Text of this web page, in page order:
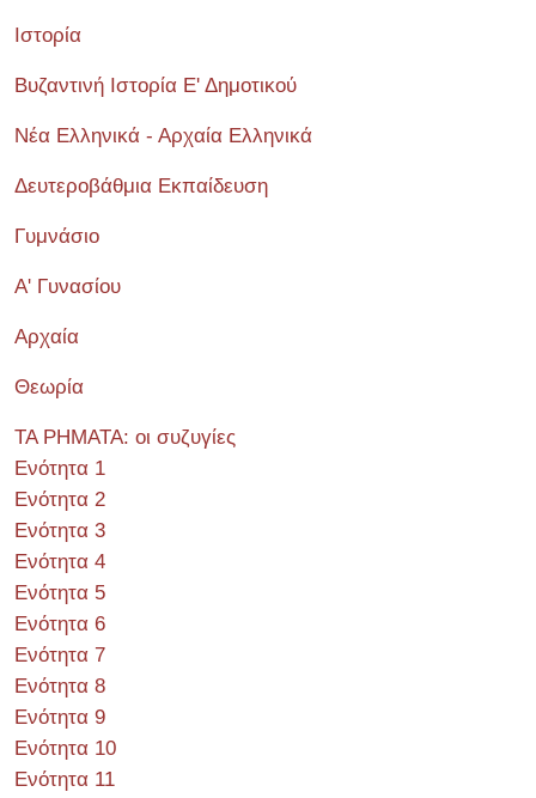
Ιστορία
Βυζαντινή Ιστορία Ε' Δημοτικού
Νέα Ελληνικά - Αρχαία Ελληνικά
Δευτεροβάθμια Εκπαίδευση
Γυμνάσιο
Α' Γυνασίου
Αρχαία
Θεωρία
ΤΑ ΡΗΜΑΤΑ: οι συζυγίες
Ενότητα 1
Ενότητα 2
Ενότητα 3
Ενότητα 4
Ενότητα 5
Ενότητα 6
Ενότητα 7
Ενότητα 8
Ενότητα 9
Ενότητα 10
Ενότητα 11